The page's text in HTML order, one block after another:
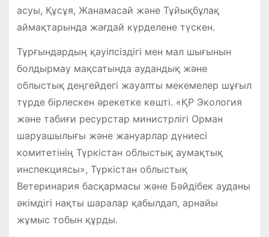
асуы, Құсұя, Жанамасай және Тұйықбұлақ
аймақтарында жағдай күрделене түскен.
Тұрғындардың қауіпсіздігі мен мал шығынын
болдырмау мақсатында аудандық және
облыстық деңгейдегі жауапты мекемелер шұғыл
түрде бірлескен әрекетке көшті. «ҚР Экология
және табиғи ресурстар министрлігі Орман
шаруашылығы және жануарлар дүниесі
комитетінің Түркістан облыстық аумақтық
инспекциясы», Түркістан облыстық
Ветеринария басқармасы және Бәйдібек ауданы
әкімдігі нақты шаралар қабылдап, арнайы
жұмыс тобын құрды.